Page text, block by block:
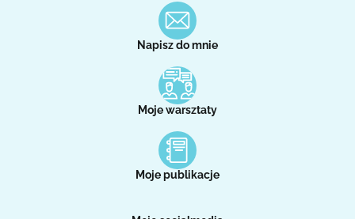
Napisz do mnie
Moje warsztaty
Moje publikacje